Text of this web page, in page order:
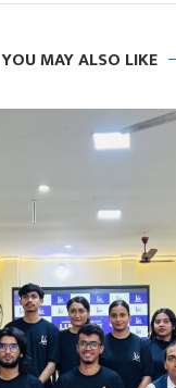
YOU MAY ALSO LIKE